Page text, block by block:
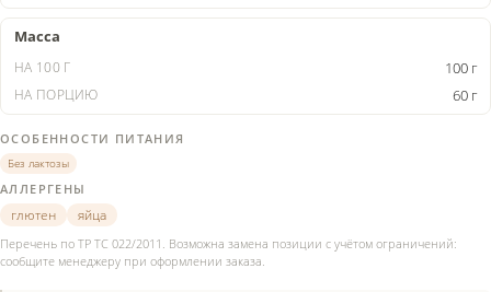
Масса
100 г
60 г
ОСОБЕННОСТИ ПИТАНИЯ
Без лактозы
АЛЛЕРГЕНЫ
глютен
яйца
Перечень по ТР ТС 022/2011. Возможна замена позиции с учётом ограничений:
сообщите менеджеру при оформлении заказа.